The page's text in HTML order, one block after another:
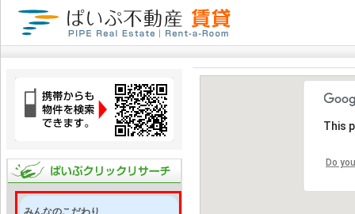
みんなのこだわり
This
Do